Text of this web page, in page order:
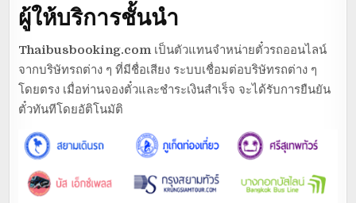
ผู้ให้บริการชั้นนำ
Thaibusbooking.com เป็นตัวแทนจำหน่ายตั๋วรถออนไลน์
จากบริษัทรถต่าง ๆ ที่มีชื่อเสียง ระบบเชื่อมต่อบริษัทรถต่าง ๆ
โดยตรง เมื่อท่านจองตั๋วและชำระเงินสำเร็จ จะได้รับการยืนยัน
ตั๋วทันทีโดยอัติโนมัติ